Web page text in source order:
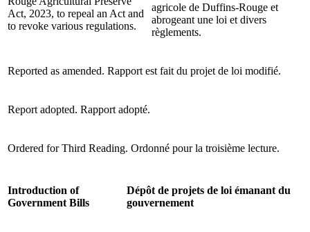
Act, 2023, to repeal an Act and
to revoke various regulations.
agricole de Duffins-Rouge et
abrogeant une loi et divers
règlements.
Reported as amended. Rapport est fait du projet de loi modifié.
Report adopted. Rapport adopté.
Ordered for Third Reading. Ordonné pour la troisième lecture.
Introduction of
Government Bills
Dépôt de projets de loi émanant du
gouvernement